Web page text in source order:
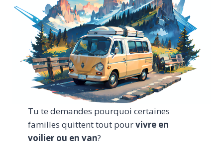
Tu te demandes pourquoi certaines
familles quittent tout pourvivre en
voilier ou en van?